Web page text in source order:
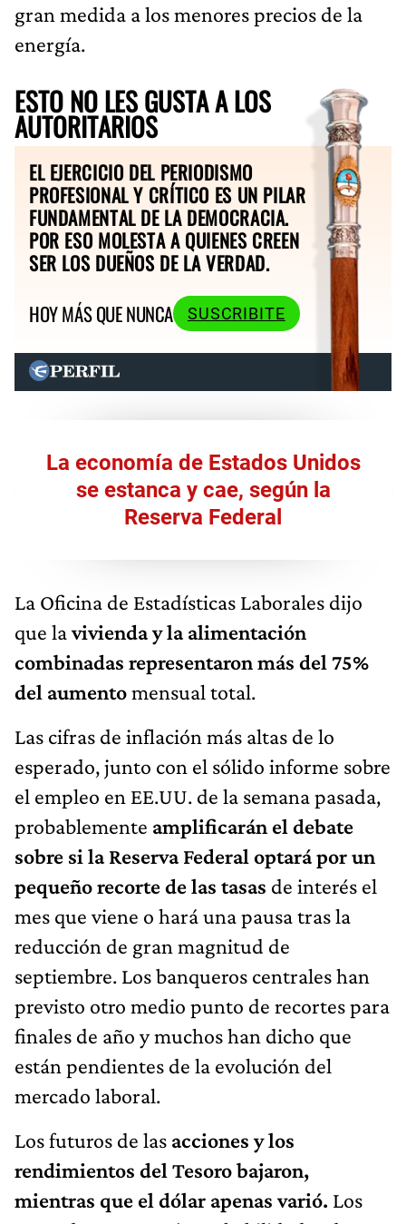
gran medida a los menores precios de la
energía.
ESTO NO LES GUSTA A LOS
AUTORITARIOS
EL EJERCICIO DEL PERIODISMO
PROFESIONAL Y CRÍTICO ES UN PILAR
FUNDAMENTAL DE LA DEMOCRACIA.
POR ESO MOLESTA A QUIENES CREEN
SER LOS DUEÑOS DE LA VERDAD.
HOY MÁS QUE NUNCA
SUSCRIBITE
La economía de Estados Unidos
se estanca y cae, según la
Reserva Federal
La Oficina de Estadísticas Laborales dijo
que lavivienda y la alimentación
combinadas representaron más del 75%
del aumentomensual total.
Las cifras de inflación más altas de lo
esperado, junto con el sólido informe sobre
el empleo en EE.UU. de la semana pasada,
probablemente amplificarán el debate
sobre si la Reserva Federal optará por un
pequeño recorte de las tasas de interés el
mes que viene o hará una pausa tras la
reducción de gran magnitud de
septiembre. Los banqueros centrales han
previsto otro medio punto de recortes para
finales de año y muchos han dicho que
están pendientes de la evolución del
mercado laboral.
Los futuros de las acciones y los
rendimientos del Tesoro bajaron,
mientras que el dólar apenas varió. Los